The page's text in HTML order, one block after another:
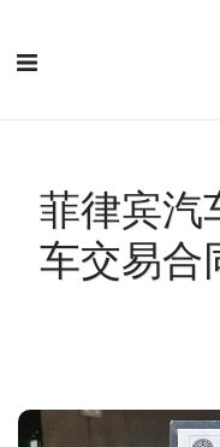
菲律宾汽
车交易合